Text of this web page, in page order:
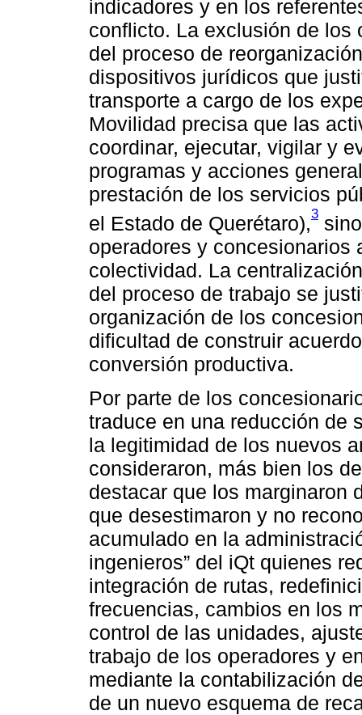
indicadores y en los
conflicto. La exclusión de los
del proceso de
dispositivos jurídicos que
transporte a cargo de los
Movilidad precisa que las
coordinar, ejecutar, vigilar y
programas y acciones
prestación de los servicios
el Estado de Querétaro),3
operadores y concesionarios
colectividad. La
del proceso de trabajo se
organización de los
dificultad de construir
conversión productiva.
Por parte de los
traduce en una reducción de
la legitimidad de los nuevos
consideraron, más bien los
destacar que los marginaron
que desestimaron y no
acumulado en la
ingenieros” del iQt quienes
integración de rutas,
frecuencias, cambios en los
control de las unidades,
trabajo de los operadores y
mediante la contabilización
de un nuevo esquema de